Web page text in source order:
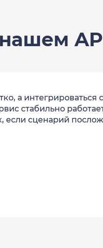
а
стабильно
если сценарий